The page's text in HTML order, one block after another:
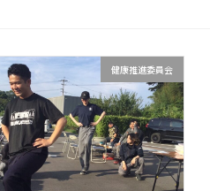
健康推進委員会